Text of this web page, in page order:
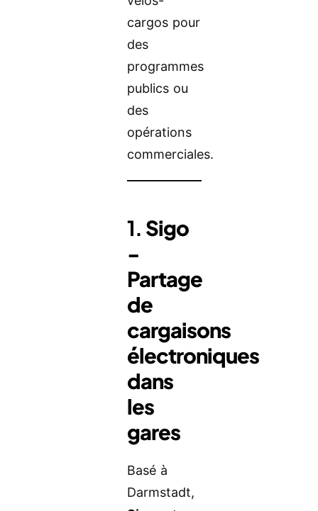
cargos pour
des
programmes
publics ou
des
opérations
commerciales.
1. Sigo
-
Partage
de
cargaisons
électroniques
dans
les
gares
Basé à
Darmstadt,